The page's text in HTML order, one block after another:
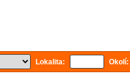
Lokalita: Okolí: